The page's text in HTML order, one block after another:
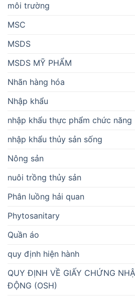
môi trường
MSC
MSDS
MSDS MỸ PHẨM
Nhãn hàng hóa
Nhập khẩu
nhập khẩu thực phẩm chức năng
nhập khẩu thủy sản sống
Nông sản
nuôi trồng thủy sản
Phân luồng hải quan
Phytosanitary
Quần áo
quy định hiện hành
QUY ĐỊNH VỀ GIẤY CHỨNG
ĐỘNG (OSH)